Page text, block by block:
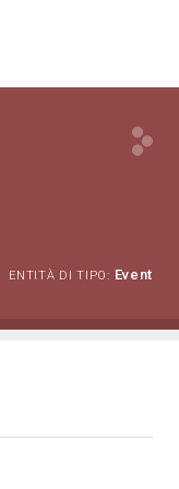
ENTITÀ DI TIPO: Event